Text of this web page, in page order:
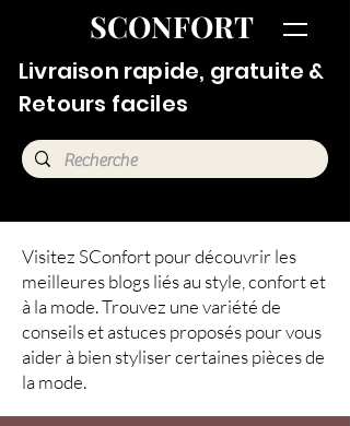
SCONFORT
Livraison rapide, gratuite &
Retours faciles
Visitez SConfort pour découvrir les
meilleures blogs liés au style, confort et
à la mode. Trouvez une variété de
conseils et astuces proposés pour vous
aider à bien styliser certaines pièces de
la mode.